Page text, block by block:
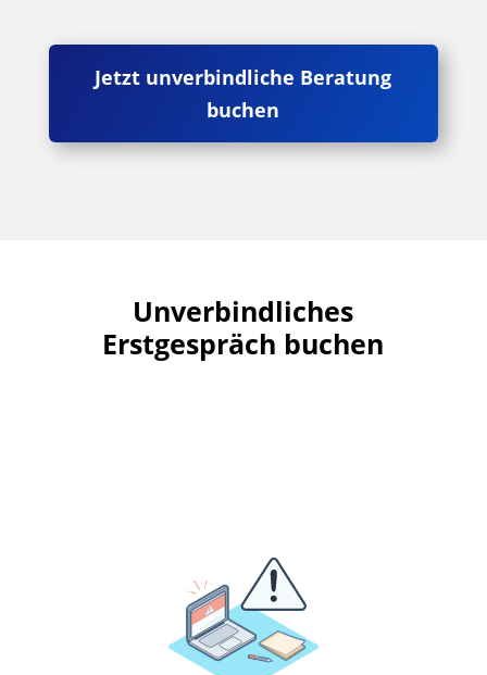
Jetzt unverbindliche Beratung
buchen
Unverbindliches
Erstgespräch buchen